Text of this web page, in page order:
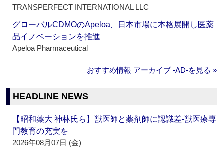
TRANSPERFECT INTERNATIONAL LLC
グローバルCDMOのApeloa、日本市場に本格展開し医薬
品イノベーションを推進
Apeloa Pharmaceutical
おすすめ情報 アーカイブ ‐AD‐を見る »
HEADLINE NEWS
【昭和薬大 神林氏ら】獣医師と薬剤師に認識差‐獣医療専
門教育の充実を
2026年08月07日 (金)